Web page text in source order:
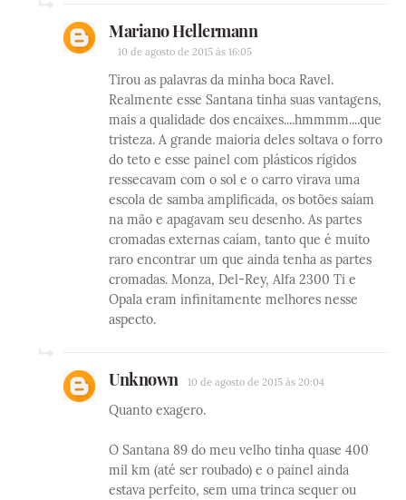
Mariano Hellermann
10 de agosto de 2015 às 16:05
Tirou as palavras da minha boca Ravel.
Realmente esse Santana tinha suas vantagens,
mais a qualidade dos encaixes....hmmmm....que
tristeza. A grande maioria deles soltava o forro
do teto e esse painel com plásticos rígidos
ressecavam com o sol e o carro virava uma
escola de samba amplificada, os botões saíam
na mão e apagavam seu desenho. As partes
cromadas externas caíam, tanto que é muito
raro encontrar um que ainda tenha as partes
cromadas. Monza, Del-Rey, Alfa 2300 Ti e
Opala eram infinitamente melhores nesse
aspecto.
Unknown 10 de agosto de 2015 às 20:04
Quanto exagero.
O Santana 89 do meu velho tinha quase 400
mil km (até ser roubado) e o painel ainda
estava perfeito, sem uma trinca sequer ou